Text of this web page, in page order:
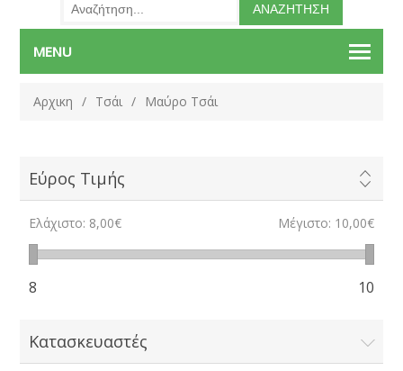
MENU
Αρχικη / Τσάι / Μαύρο Τσάι
Εύρος Τιμής
Ελάχιστο: 8,00€ Μέγιστο: 10,00€
8 10
Κατασκευαστές